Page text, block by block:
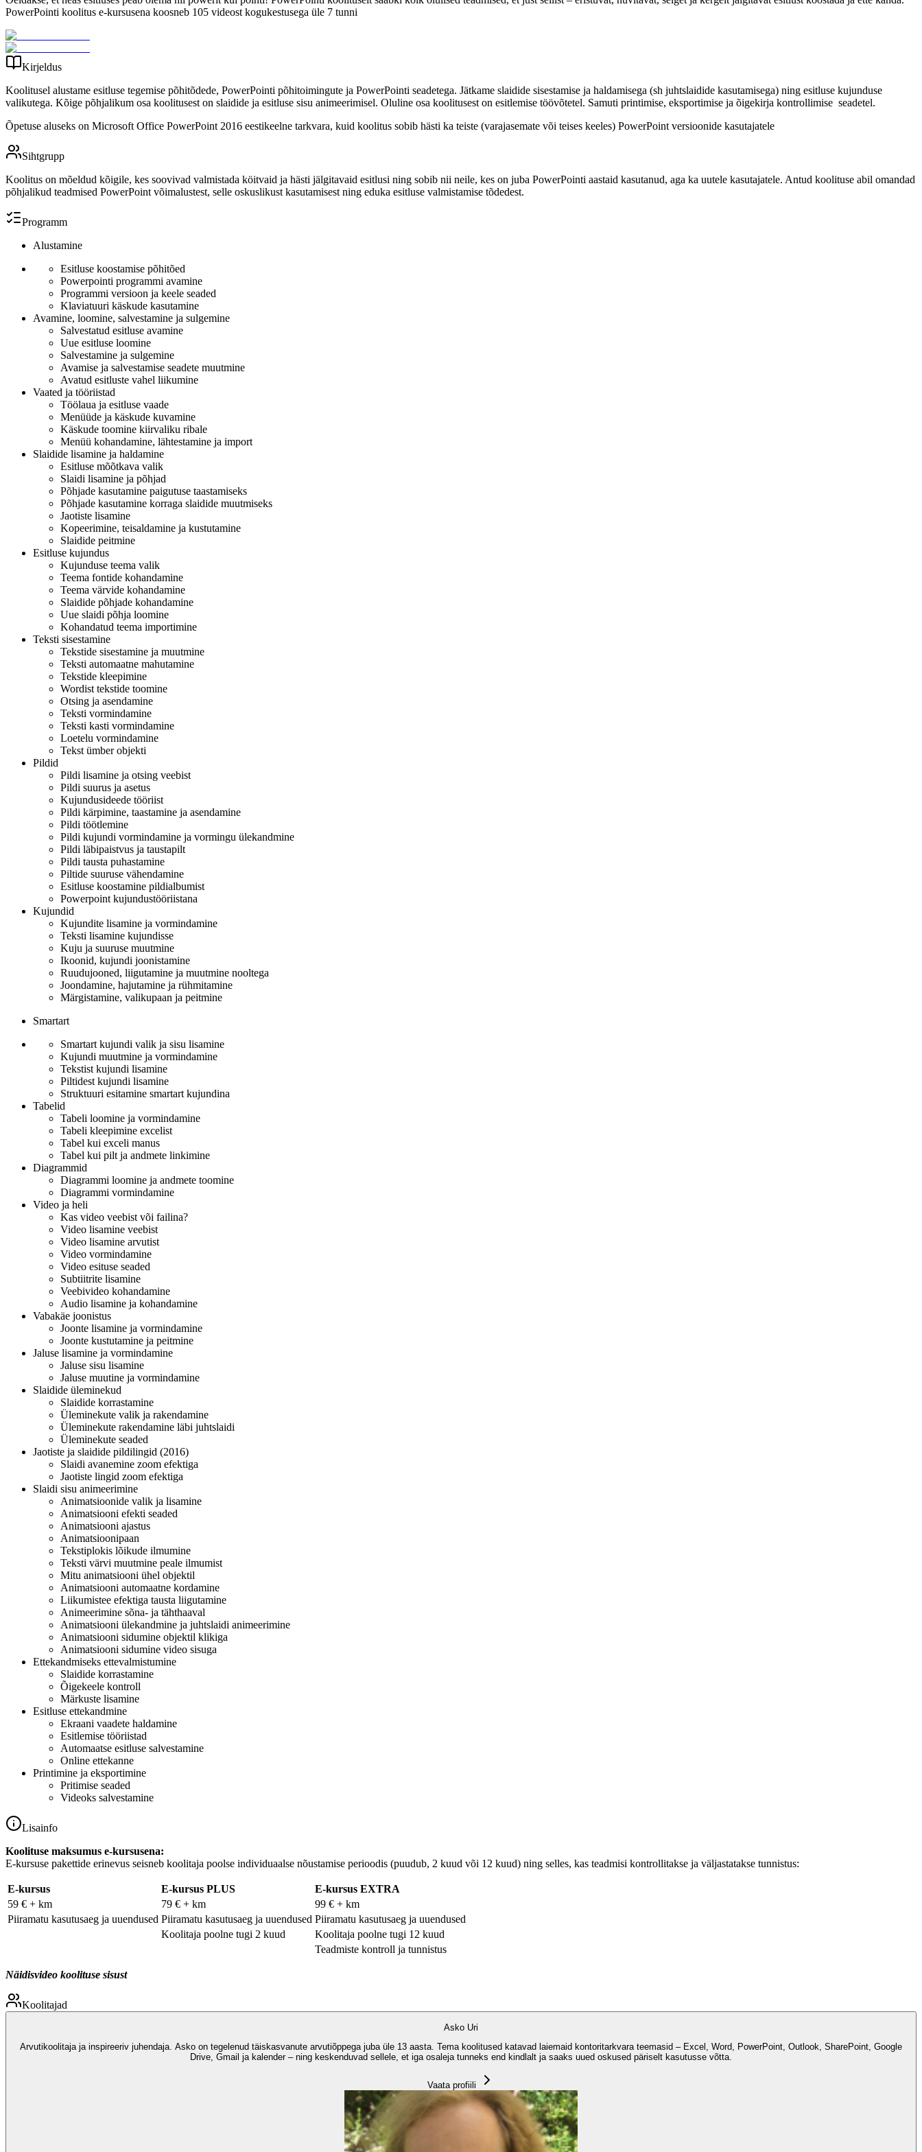
PowerPointi koolitus e-kursusena koosneb 105 videost kogukestusega üle 7 tunni
Kirjeldus
Koolitusel alustame esitluse tegemise põhitõdede, PowerPointi põhitoimingute ja PowerPointi seadetega. Jätkame slaidide sisestamise ja haldamisega (sh juhtslaidide kasutamisega) ning esitluse kujunduse
valikutega. Kõige põhjalikum osa koolitusest on slaidide ja esitluse sisu animeerimisel. Oluline osa koolitusest on esitlemise töövõtetel. Samuti printimise, eksportimise ja õigekirja kontrollimise seadetel.
Õpetuse aluseks on Microsoft Office PowerPoint 2016 eestikeelne tarkvara, kuid koolitus sobib hästi ka teiste (varajasemate või teises keeles) PowerPoint versioonide kasutajatele
Sihtgrupp
Koolitus on mõeldud kõigile, kes soovivad valmistada köitvaid ja hästi jälgitavaid esitlusi ning sobib nii neile, kes on juba PowerPointi aastaid kasutanud, aga ka uutele kasutajatele. Antud koolituse abil omandad
põhjalikud teadmised PowerPoint võimalustest, selle oskuslikust kasutamisest ning eduka esitluse valmistamise tõdedest.
Programm
Alustamine
Esitluse koostamise põhitõed
Powerpointi programmi avamine
Programmi versioon ja keele seaded
Klaviatuuri käskude kasutamine
Avamine, loomine, salvestamine ja sulgemine
Salvestatud esitluse avamine
Uue esitluse loomine
Salvestamine ja sulgemine
Avamise ja salvestamise seadete muutmine
Avatud esitluste vahel liikumine
Vaated ja tööriistad
Töölaua ja esitluse vaade
Menüüde ja käskude kuvamine
Käskude toomine kiirvaliku ribale
Menüü kohandamine, lähtestamine ja import
Slaidide lisamine ja haldamine
Esitluse mõõtkava valik
Slaidi lisamine ja põhjad
Põhjade kasutamine paigutuse taastamiseks
Põhjade kasutamine korraga slaidide muutmiseks
Jaotiste lisamine
Kopeerimine, teisaldamine ja kustutamine
Slaidide peitmine
Esitluse kujundus
Kujunduse teema valik
Teema fontide kohandamine
Teema värvide kohandamine
Slaidide põhjade kohandamine
Uue slaidi põhja loomine
Kohandatud teema importimine
Teksti sisestamine
Tekstide sisestamine ja muutmine
Teksti automaatne mahutamine
Tekstide kleepimine
Wordist tekstide toomine
Otsing ja asendamine
Teksti vormindamine
Teksti kasti vormindamine
Loetelu vormindamine
Tekst ümber objekti
Pildid
Pildi lisamine ja otsing veebist
Pildi suurus ja asetus
Kujundusideede tööriist
Pildi kärpimine, taastamine ja asendamine
Pildi töötlemine
Pildi kujundi vormindamine ja vormingu ülekandmine
Pildi läbipaistvus ja taustapilt
Pildi tausta puhastamine
Piltide suuruse vähendamine
Esitluse koostamine pildialbumist
Powerpoint kujundustööriistana
Kujundid
Kujundite lisamine ja vormindamine
Teksti lisamine kujundisse
Kuju ja suuruse muutmine
Ikoonid, kujundi joonistamine
Ruudujooned, liigutamine ja muutmine nooltega
Joondamine, hajutamine ja rühmitamine
Märgistamine, valikupaan ja peitmine
Smartart
Smartart kujundi valik ja sisu lisamine
Kujundi muutmine ja vormindamine
Tekstist kujundi lisamine
Piltidest kujundi lisamine
Struktuuri esitamine smartart kujundina
Tabelid
Tabeli loomine ja vormindamine
Tabeli kleepimine excelist
Tabel kui exceli manus
Tabel kui pilt ja andmete linkimine
Diagrammid
Diagrammi loomine ja andmete toomine
Diagrammi vormindamine
Video ja heli
Kas video veebist või failina?
Video lisamine veebist
Video lisamine arvutist
Video vormindamine
Video esituse seaded
Subtiitrite lisamine
Veebivideo kohandamine
Audio lisamine ja kohandamine
Vabakäe joonistus
Joonte lisamine ja vormindamine
Joonte kustutamine ja peitmine
Jaluse lisamine ja vormindamine
Jaluse sisu lisamine
Jaluse muutine ja vormindamine
Slaidide üleminekud
Slaidide korrastamine
Üleminekute valik ja rakendamine
Üleminekute rakendamine läbi juhtslaidi
Üleminekute seaded
Jaotiste ja slaidide pildilingid (2016)
Slaidi avanemine zoom efektiga
Jaotiste lingid zoom efektiga
Slaidi sisu animeerimine
Animatsioonide valik ja lisamine
Animatsiooni efekti seaded
Animatsiooni ajastus
Animatsioonipaan
Tekstiplokis lõikude ilmumine
Teksti värvi muutmine peale ilmumist
Mitu animatsiooni ühel objektil
Animatsiooni automaatne kordamine
Liikumistee efektiga tausta liigutamine
Animeerimine sõna- ja tähthaaval
Animatsiooni ülekandmine ja juhtslaidi animeerimine
Animatsiooni sidumine objektil klikiga
Animatsiooni sidumine video sisuga
Ettekandmiseks ettevalmistumine
Slaidide korrastamine
Õigekeele kontroll
Märkuste lisamine
Esitluse ettekandmine
Ekraani vaadete haldamine
Esitlemise tööriistad
Automaatse esitluse salvestamine
Online ettekanne
Printimine ja eksportimine
Pritimise seaded
Videoks salvestamine
Lisainfo
Koolituse maksumus e-kursusena:
E-kursuse pakettide erinevus seisneb koolitaja poolse individuaalse nõustamise perioodis (puudub, 2 kuud või 12 kuud) ning selles, kas teadmisi kontrollitakse ja väljastatakse tunnistus:
E-kursus E-kursus PLUS
E-kursus EXTRA
59 € + km
79 € + km
99 € + km
Piiramatu kasutusaeg ja uuendused Piiramatu kasutusaeg ja uuendused Piiramatu kasutusaeg ja uuendused
Koolitaja poolne tugi 2 kuud
Koolitaja poolne tugi 12 kuud
Teadmiste kontroll ja tunnistus
Näidisvideo koolituse sisust
Koolitajad
Asko Uri
Arvutikoolitaja ja inspireeriv juhendaja. Asko on tegelenud täiskasvanute arvutiõppega juba üle 13 aasta. Tema koolitused katavad laiemaid kontoritarkvara teemasid – Excel, Word, PowerPoint, Outlook, SharePoint, Google
Drive, Gmail ja kalender – ning keskenduvad sellele, et iga osaleja tunneks end kindlalt ja saaks uued oskused päriselt kasutusse võtta.
Vaata profiili